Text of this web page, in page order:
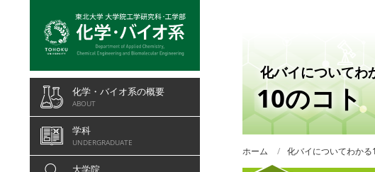
化バイについてわ
10のコト
ホーム 化バイについてわかる
化学・バイオ系の概要
ABOUT
学科
UNDERGRADUATE
大学院